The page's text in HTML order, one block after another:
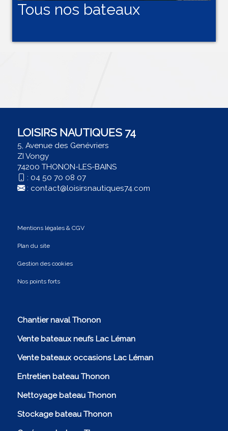
Tous nos bateaux
LOISIRS NAUTIQUES 74
5, Avenue des Genévriers
ZI Vongy
74200 THONON-LES-BAINS
: 04 50 70 08 07
: contact@loisirsnautiques74.com
Mentions légales & CGV
Plan du site
Gestion des cookies
Nos points forts
Chantier naval Thonon
Vente bateaux neufs Lac Léman
Vente bateaux occasions Lac Léman
Entretien bateau Thonon
Nettoyage bateau Thonon
Stockage bateau Thonon